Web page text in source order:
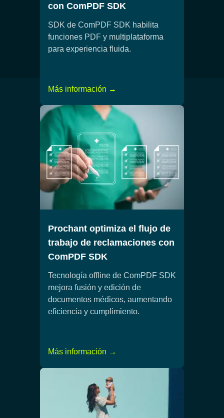
con ComPDF SDK
SDK de ComPDF SDK habilita
funciones PDF y multiplataforma
para experiencia fluida.
Más información →
Prochant optimiza el flujo de
trabajo de reclamaciones con
ComPDF SDK
Tecnología offline de ComPDF SDK
mejora fusión y edición de
documentos médicos, aumentando
eficiencia y cumplimiento.
Más información →